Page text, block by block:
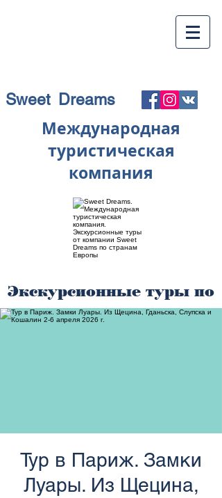
Sweet Dreams
Международная
туристическая
компания
Экскурсионные туры по
странам Европы
Тур в Париж. Замки
Луары. Из Щецина,